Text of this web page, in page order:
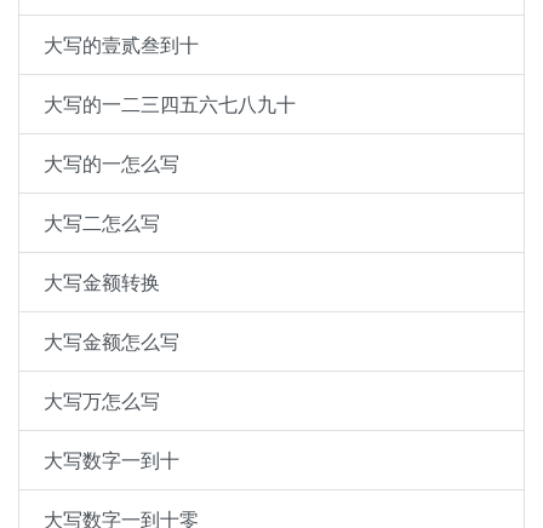
大写的壹贰叁到十
大写的一二三四五六七八九十
大写的一怎么写
大写二怎么写
大写金额转换
大写金额怎么写
大写万怎么写
大写数字一到十
大写数字一到十零